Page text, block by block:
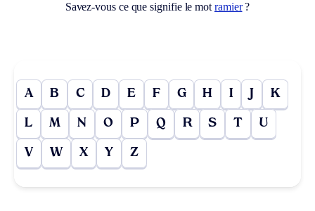
Savez-vous ce que signifie le mot ramier?
A B C D E F G H I J K
L M N O P Q R S T U
V W X Y Z